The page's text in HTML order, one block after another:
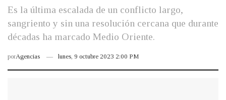
Es la última escalada de un conflicto largo,
sangriento y sin una resolución cercana que durante
décadas ha marcado Medio Oriente.
porAgencias lunes, 9 octubre 2023 2:00 PM